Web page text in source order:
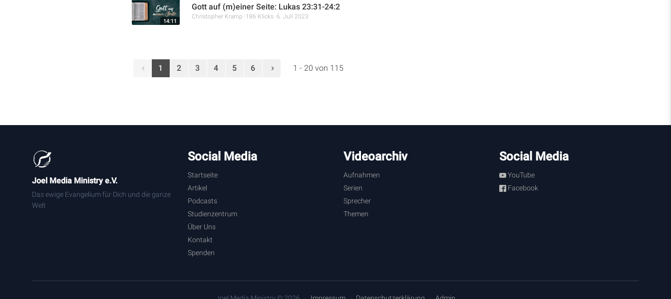
14:11
Gott auf (m)einer Seite: Lukas 23:31-24:2
Christopher Kramp 186 Klicks 6. Juli 2023
1 2 3 4 5 6 1 - 20 von 115
Joel Media Ministry e.V.
Das ewige Evangelium für Dich und die ganze
Welt
Social Media
Startseite
Artikel
Podcasts
Studienzentrum
Über Uns
Kontakt
Spenden
Videoarchiv
Aufnahmen
Serien
Sprecher
Themen
Social Media
YouTube
Facebook